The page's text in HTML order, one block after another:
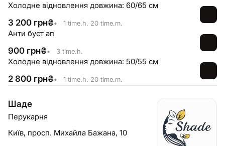
Холодне відновлення довжина: 60/65 см
3 200 грн₴• 1 time.h. 20 time.m.
Анти буст ап
900 грн₴• 3 time.h.
Холодне відновлення довжина: 50/55 см
2 800 грн₴• 1 time.h. 20 time.m.
Шаде
Перукарня
Київ, просп. Михайла Бажана, 10